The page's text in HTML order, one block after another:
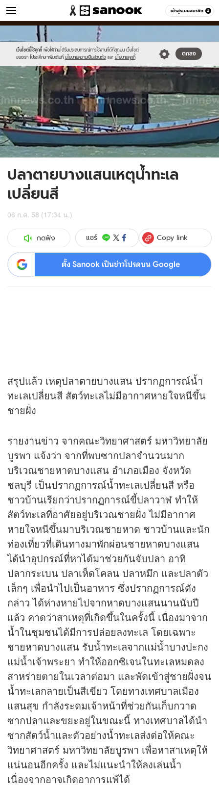
เข้าสู่ระบบสมาชิก
ข่าว หมวดอื่นๆ
เว็บไซต์นี้ใช้คุกกี้ เพื่อให้ท่านได้รับประสบการณ์การใช้งานที่ดีที่สุดบน เว็บไซต์
ของเรา โปรดศึกษาเพิ่มเติมที่ นโยบายความเป็นส่วนตัว และ นโยบายคุกกี้
ตกลง
//s.isanook.com/sr/0/images/logo-
new-
sanook.png
//s.isanook.com/ns/0/ud/364/1824882/629948-
01.jpg
ปลาตายบางแสนเหตุน้ำทะเล
เปลี่ยนสี
06 ก.ค. 58 (17:34 น.)
กดฟัง แชร์ Copy link
ตั้ง Sanook เป็นข่าวโปรดบน Google
สรุปแล้ว เหตุปลาตายบางแสน ปรากฏการณ์น้ำ
ทะเลเปลี่ยนสี สัตว์ทะเลไม่มีอากาศหายใจหนีขึ้น
ชายฝั่ง
รายงานข่าว จากคณะวิทยาศาสตร์ มหาวิทยาลัย
บูรพา แจ้งว่า จากที่พบซากปลาจำนวนมาก
บริเวณชายหาดบางแสน อำเภอเมือง จังหวัด
ชลบุรี เป็นปรากฏการณ์น้ำทะเลเปลี่ยนสี หรือ
ชาวบ้านเรียกว่าปรากฏการณ์ขี้ปลาวาฬ ทำให้
สัตว์ทะเลที่อาศัยอยู่บริเวณชายฝั่ง ไม่มีอากาศ
หายใจหนีขึ้นมาบริเวณชายหาด ชาวบ้านและนัก
ท่องเที่ยวที่เดินทางมาพักผ่อนชายหาดบางแสน
ได้นำอุปกรณ์ที่หาได้มาช่วยกันจับปลา อาทิ
ปลากระเบน ปลาเห็ดโคลน ปลาหมึก และปลาตัว
เล็กๆ เพื่อนำไปเป็นอาหาร ซึ่งปรากฏการณ์ดัง
กล่าว ได้ห่างหายไปจากหาดบางแสนนานนับปี
แล้ว คาดว่าสาเหตุที่เกิดขึ้นในครั้งนี้ เนื่องมาจาก
น้ำในชุมชนได้มีการปล่อยลงทะเล โดยเฉพาะ
ชายหาดบางแสน รับน้ำทะเลจากแม่น้ำบางปะกง
แม่น้ำเจ้าพระยา ทำให้ออกซิเจนในทะเลหมดลง
สาหร่ายตายในเวลาต่อมา และพัดเข้าสู่ชายฝั่งจน
น้ำทะเลกลายเป็นสีเขียว โดยทางเทศบาลเมือง
แสนสุข กำลังระดมเจ้าหน้าที่ช่วยกันเก็บกวาด
ซากปลาและขยะอยู่ในขณะนี้ ทางเทศบาลได้นำ
ซากสัตว์น้ำและตัวอย่างน้ำทะเลส่งต่อให้คณะ
วิทยาศาสตร์ มหาวิทยาลัยบูรพา เพื่อหาสาเหตุให้
แน่นอนอีกครั้ง และไม่แนะนำให้ลงเล่นน้ำ
เนื่องจากอาจเกิดอาการแพ้ได้